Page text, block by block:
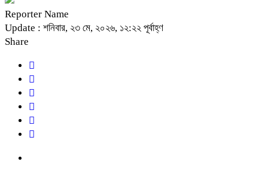
Reporter Name
Update : শনিবার, ২৩ মে, ২০২৬, ১২:২২ পূর্বাহ্ণ
Share